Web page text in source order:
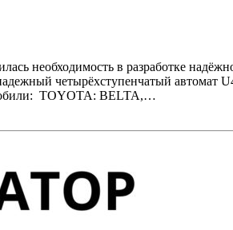
необходимость в разработке
четырёхступенчатый автомат
TOYOTA: BELTA,…